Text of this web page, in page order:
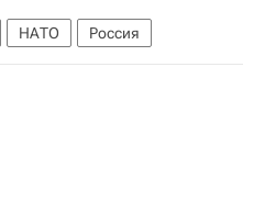
НАТО Россия